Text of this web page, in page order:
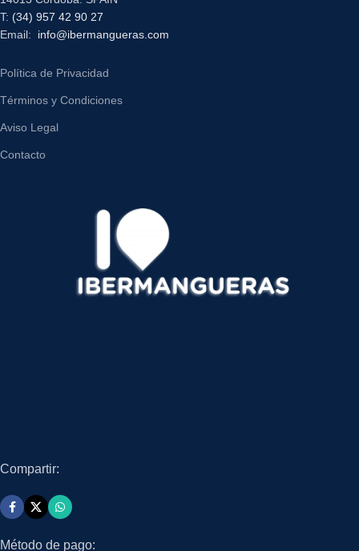
T: (34) 957 42 90 27
Email: info@ibermangueras.com
Política de Privacidad
Términos y Condiciones
Aviso Legal
Contacto
Compartir:
Método de pago: